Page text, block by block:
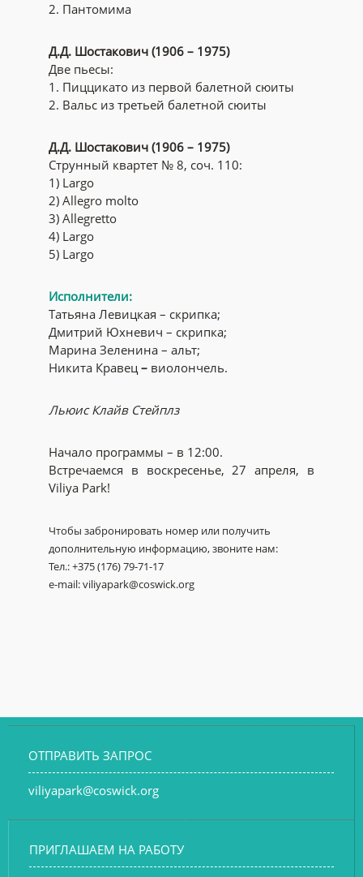
2. Пантомима
Д.Д. Шостакович (1906 – 1975)
Две пьесы:
1. Пиццикато из первой балетной сюиты
2. Вальс из третьей балетной сюиты
Д.Д. Шостакович (1906 – 1975)
Струнный квартет № 8, соч. 110:
1) Largo
2) Allegro molto
3) Allegretto
4) Largo
5) Largo
Исполнители:
Татьяна Левицкая – скрипка;
Дмитрий Юхневич – скрипка;
Марина Зеленина – альт;
Никита Кравец– виолончель.
Льюис Клайв Стейплз
Начало программы – в 12:00.
Встречаемся в воскресенье, 27 апреля, в
Viliya Park!
Чтобы забронировать номер или получить
дополнительную информацию, звоните нам:
Тел.: +375 (176) 79-71-17
e-mail: viliyapark@coswick.org
ОТПРАВИТЬ ЗАПРОС
viliyapark@coswick.org
ПРИГЛАШАЕМ НА РАБОТУ